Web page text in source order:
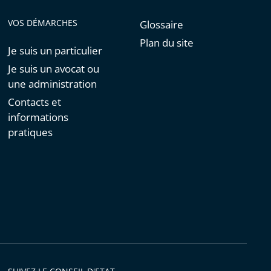
VOS DÉMARCHES
Je suis un particulier
Je suis un avocat ou
une administration
Contacts et
informations
pratiques
Glossaire
Plan du site